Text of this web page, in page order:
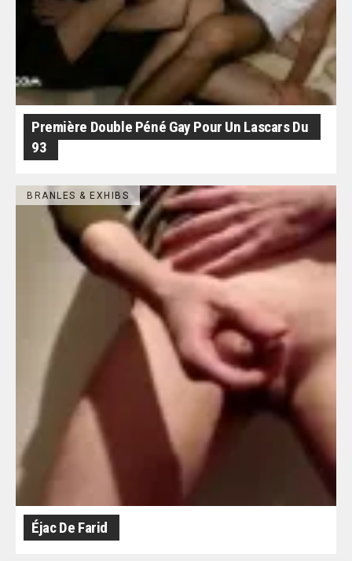
Première Double Péné Gay Pour Un Lascars Du
93
BRANLES & EXHIBS
Éjac De Farid